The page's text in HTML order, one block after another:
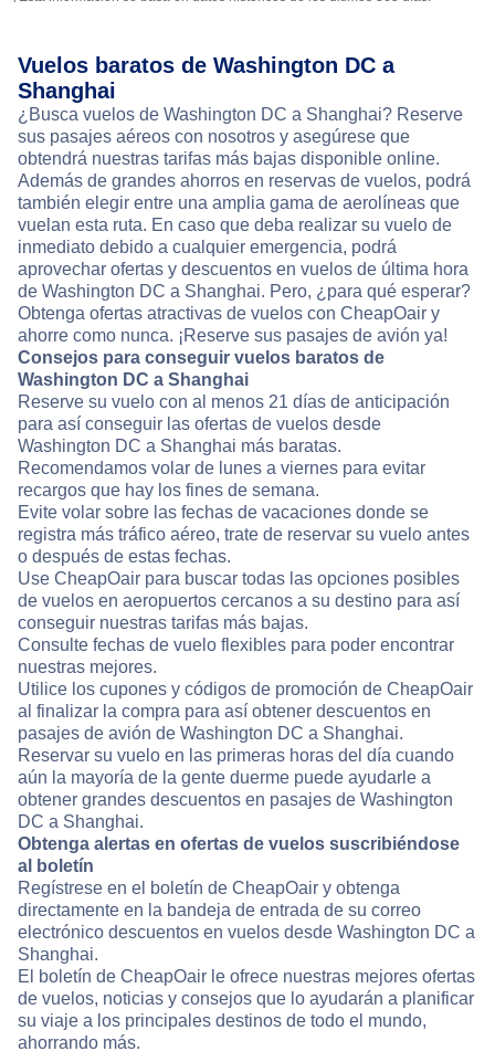
Vuelos baratos de Washington DC a
Shanghai
¿Busca vuelos de Washington DC a Shanghai? Reserve
sus pasajes aéreos con nosotros y asegúrese que
obtendrá nuestras tarifas más bajas disponible online.
Además de grandes ahorros en reservas de vuelos, podrá
también elegir entre una amplia gama de aerolíneas que
vuelan esta ruta. En caso que deba realizar su vuelo de
inmediato debido a cualquier emergencia, podrá
aprovechar ofertas y descuentos en vuelos de última hora
de Washington DC a Shanghai. Pero, ¿para qué esperar?
Obtenga ofertas atractivas de vuelos con CheapOair y
ahorre como nunca. ¡Reserve sus pasajes de avión ya!
Consejos para conseguir vuelos baratos de
Washington DC a Shanghai
Reserve su vuelo con al menos 21 días de anticipación
para así conseguir las ofertas de vuelos desde
Washington DC a Shanghai más baratas.
Recomendamos volar de lunes a viernes para evitar
recargos que hay los fines de semana.
Evite volar sobre las fechas de vacaciones donde se
registra más tráfico aéreo, trate de reservar su vuelo antes
o después de estas fechas.
Use CheapOair para buscar todas las opciones posibles
de vuelos en aeropuertos cercanos a su destino para así
conseguir nuestras tarifas más bajas.
Consulte fechas de vuelo flexibles para poder encontrar
nuestras mejores.
Utilice los cupones y códigos de promoción de CheapOair
al finalizar la compra para así obtener descuentos en
pasajes de avión de Washington DC a Shanghai.
Reservar su vuelo en las primeras horas del día cuando
aún la mayoría de la gente duerme puede ayudarle a
obtener grandes descuentos en pasajes de Washington
DC a Shanghai.
Obtenga alertas en ofertas de vuelos suscribiéndose
al boletín
Regístrese en el boletín de CheapOair y obtenga
directamente en la bandeja de entrada de su correo
electrónico descuentos en vuelos desde Washington DC a
Shanghai.
El boletín de CheapOair le ofrece nuestras mejores ofertas
de vuelos, noticias y consejos que lo ayudarán a planificar
su viaje a los principales destinos de todo el mundo,
ahorrando más.